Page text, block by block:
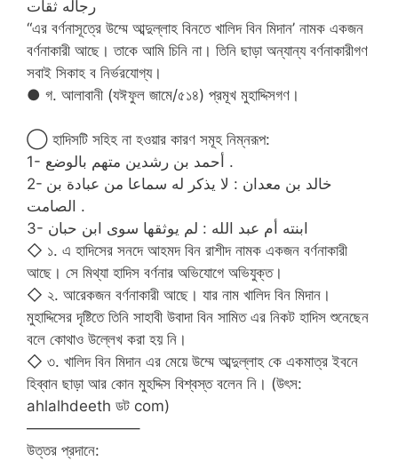
رجاله ثقات
“এর বর্ণনাসূত্রে উম্মে আব্দুল্লাহ বিনতে খালিদ বিন মিদান’ নামক একজন
বর্ণনাকারী আছে। তাকে আমি চিনি না। তিনি ছাড়া অন্যান্য বর্ণনাকারীগণ
সবাই সিকাহ ব নির্ভরযোগ্য।
● গ. আলাবানী (যঈফুল জামে/৫১৪) প্রমূখ মুহাদ্দিসগণ।
◯ হাদিসটি সহিহ না হওয়ার কারণ সমূহ নিম্নরূপ:
1- أحمد بن رشدين متهم بالوضع .
2- خالد بن معدان : لا يذكر له سماعا من عبادة بن
الصامت .
3- ابنته أم عبد الله : لم يوثقها سوى ابن حبان
◇ ১. এ হাদিসের সনদে আহমদ বিন রাশীদ নামক একজন বর্ণনাকারী
আছে। সে মিথ্যা হাদিস বর্ণনার অভিযোগে অভিযুক্ত।
◇ ২. আরেকজন বর্ণনাকারী আছে। যার নাম খালিদ বিন মিদান।
মুহাদ্দিসের দৃষ্টিতে তিনি সাহাবী উবাদা বিন সামিত এর নিকট হাদিস শুনেছেন
বলে কোথাও উল্লেখ করা হয় নি।
◇ ৩. খালিদ বিন মিদান এর মেয়ে উম্মে আব্দুল্লাহ কে একমাত্র ইবনে
হিব্বান ছাড়া আর কোন মুহদ্দিস বিশ্বস্ত বলেন নি। (উৎস:
ahlalhdeeth ডট com)
———————–
উত্তর প্রদানে: